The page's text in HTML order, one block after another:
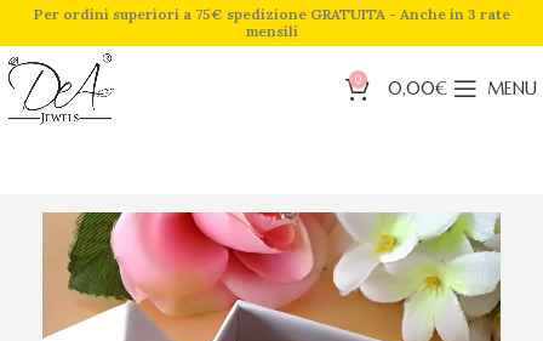
Per ordini superiori a 75€ spedizione GRATUITA - Anche in 3 rate
mensili
0 0,00€ MENU